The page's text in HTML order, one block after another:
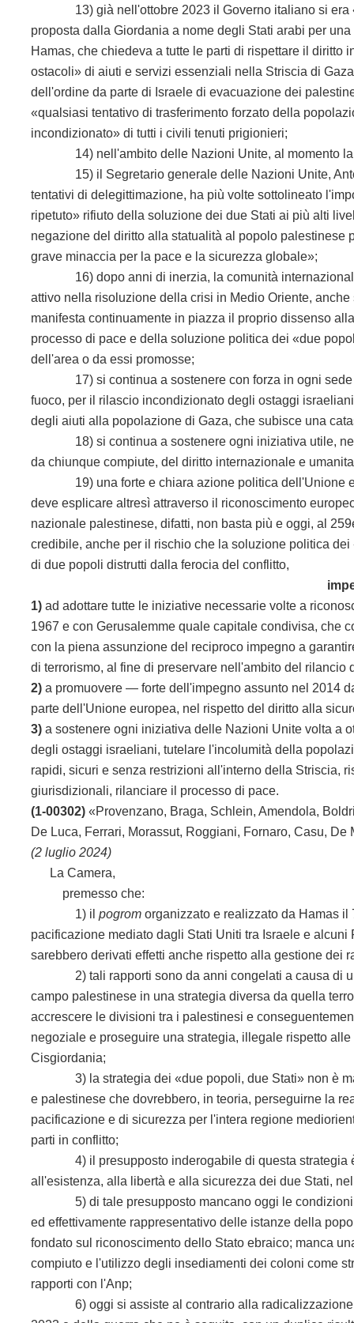
13) già nell'ottobre 2023 il Governo italiano si era
proposta dalla Giordania a nome degli Stati arabi per
Hamas, che chiedeva a tutte le parti di rispettare il
ostacoli» di aiuti e servizi essenziali nella Striscia di
dell'ordine da parte di Israele di evacuazione dei
«qualsiasi tentativo di trasferimento forzato della
incondizionato» di tutti i civili tenuti prigionieri;
14) nell'ambito delle Nazioni Unite, al momento la
15) il Segretario generale delle Nazioni Unite,
tentativi di delegittimazione, ha più volte sottolineato
ripetuto» rifiuto della soluzione dei due Stati ai più alti
negazione del diritto alla statualità al popolo palestinese
grave minaccia per la pace e la sicurezza globale»;
16) dopo anni di inerzia, la comunità internazionale
attivo nella risoluzione della crisi in Medio Oriente,
manifesta continuamente in piazza il proprio dissenso
processo di pace e della soluzione politicadei «due
dell'area o da essi promosse;
17) si continua a sostenere con forza in ogni sede
fuoco, per il rilascio incondizionato degli ostaggi
degli aiuti alla popolazione di Gaza, che subisce una
18) si continua a sostenere ogni iniziativa utile,
da chiunque compiute, del diritto internazionale e
19) una forte e chiara azione politica dell'Unione
deve esplicare altresì attraverso il riconoscimento
nazionale palestinese, difatti, non basta più e oggi, al
credibile, anche per il rischio che la soluzione politica
di due popoli distrutti dalla ferocia del conflitto,
1) ad adottare tutte le iniziative necessarie volte a
1967 e con Gerusalemme quale capitale condivisa, che
con la piena assunzione del reciproco impegno a
di terrorismo, al fine di preservare nell'ambito del
2) a promuovere — forte dell'impegno assunto nel 2014
parte dell'Unione europea, nel rispetto del diritto alla
3) a sostenere ogni iniziativa delle Nazioni Unite volta a
degli ostaggi israeliani, tutelare l'incolumità della
rapidi, sicuri e senza restrizioni all'interno della Striscia,
giurisdizionali, rilanciare il processo di pace.
(1-00302) «Provenzano, Braga, Schlein, Amendola,
De Luca, Ferrari, Morassut, Roggiani, Fornaro, Casu, De
(2 luglio 2024)
La Camera,
premesso che:
1) ilpogrom organizzato e realizzato da Hamas
pacificazione mediato dagli Stati Uniti tra Israele e
sarebbero derivati effetti anche rispetto alla gestione dei
2) tali rapporti sono da anni congelati a causa di
campo palestinese in una strategia diversa da quella
accrescere le divisioni tra i palestinesi e
negoziale e proseguire una strategia, illegale rispetto
Cisgiordania;
3) la strategia dei «due popoli, due Stati» non è mai
e palestinese che dovrebbero, in teoria, perseguirne la
pacificazione e di sicurezza per l'intera regione
parti in conflitto;
4) il presupposto inderogabile di questa strategia è
all'esistenza, alla libertà e alla sicurezza dei due Stati,
5) di tale presupposto mancano oggi le condizioni
ed effettivamente rappresentativo delle istanze della
fondato sul riconoscimento dello Stato ebraico; manca
compiuto e l'utilizzo degli insediamenti dei coloni come
rapporti con l'Anp;
6) oggi si assiste al contrario alla radicalizzazione